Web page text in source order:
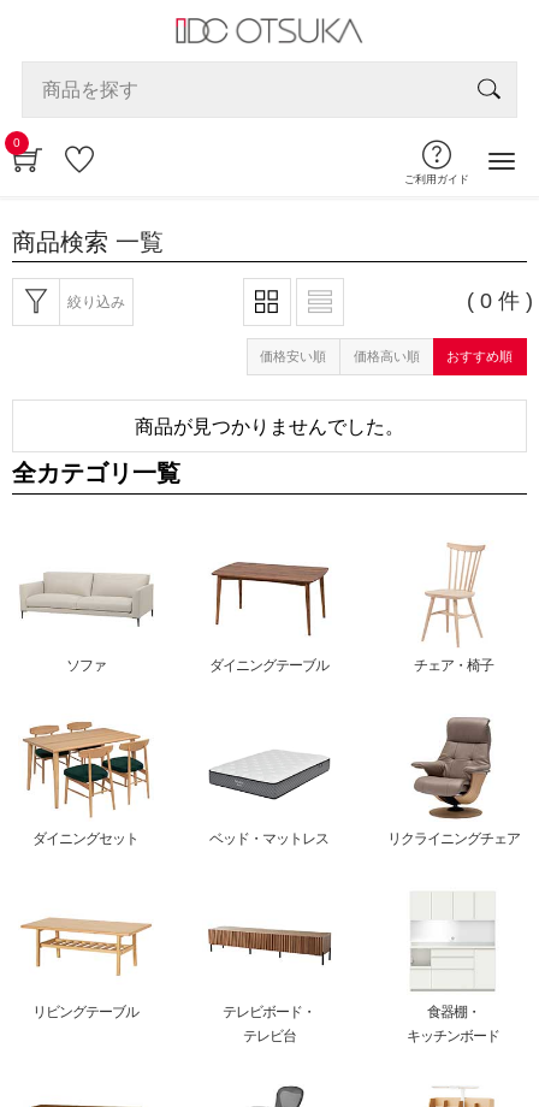
0
ご利用ガイド
商品検索 一覧
絞り込み ( 0 件 )
価格安い順 価格高い順 おすすめ順
商品が見つかりませんでした。
全カテゴリ一覧
ソファ ダイニングテーブル チェア・椅子
ダイニングセット ベッド・マットレス リクライニングチェア
リビングテーブル
テレビボード・
テレビ台
食器棚・
キッチンボード